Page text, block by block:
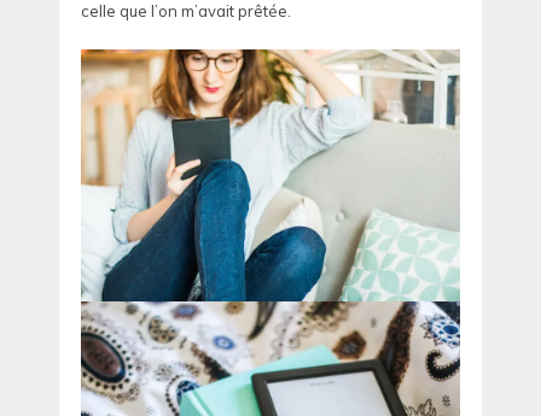
celle que l’on m’avait prêtée.